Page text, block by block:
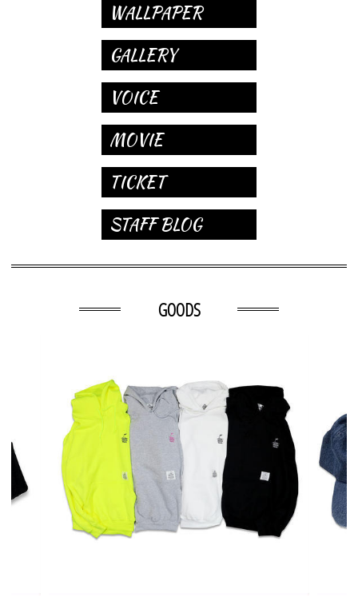
WALLPAPER
GALLERY
VOICE
MOVIE
TICKET
STAFF BLOG
GOODS